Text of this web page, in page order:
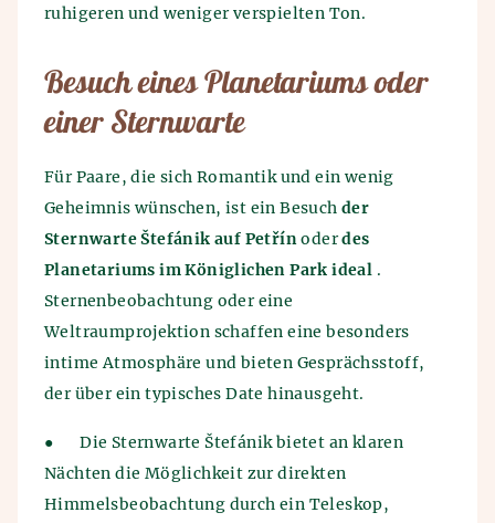
ruhigeren und weniger verspielten Ton.
Besuch eines Planetariums oder
einer Sternwarte
Für Paare, die sich Romantik und ein wenig
Geheimnis wünschen, ist ein Besuch der
Sternwarte Štefánik auf Petřínoderdes
Planetariums im Königlichen Park ideal .
Sternenbeobachtung oder eine
Weltraumprojektion schaffen eine besonders
intime Atmosphäre und bieten Gesprächsstoff,
der über ein typisches Date hinausgeht.
●
Die Sternwarte Štefánik bietet an klaren
Nächten die Möglichkeit zur direkten
Himmelsbeobachtung durch ein Teleskop,